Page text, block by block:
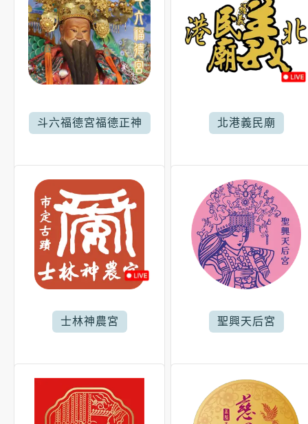
斗六福德宮福德正神 北港義民廟
士林神農宮 聖興天后宮